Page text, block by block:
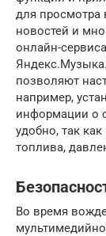
для просмотра
новостей и
онлайн-
позволяют
например,
информации о
удобно, так
топлива,
Во время